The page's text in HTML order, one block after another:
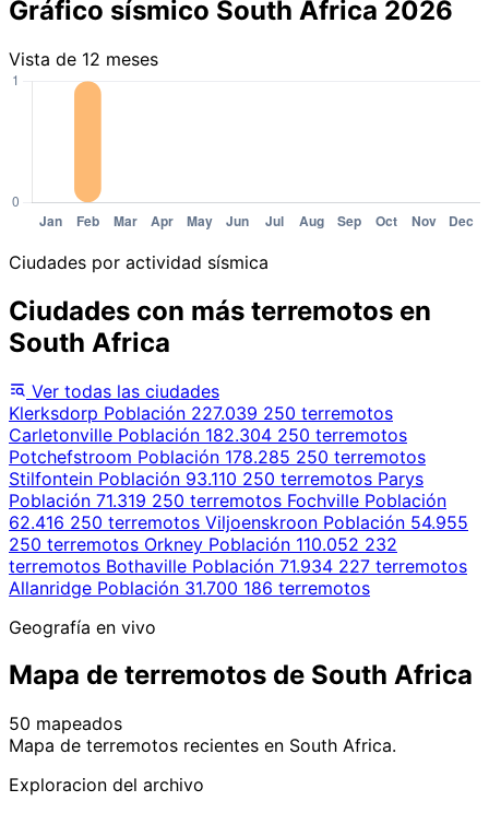
Gráfico sísmico South Africa 2026
Vista de 12 meses
Ciudades por actividad sísmica
Ciudades con más terremotos en
South Africa
Ver todas las ciudades
Klerksdorp Población 227.039 250 terremotos
Carletonville Población 182.304 250 terremotos
Potchefstroom Población 178.285 250 terremotos
Stilfontein Población 93.110 250 terremotos Parys
Población 71.319 250 terremotos Fochville Población
62.416 250 terremotos Viljoenskroon Población 54.955
250 terremotos Orkney Población 110.052 232
terremotos Bothaville Población 71.934 227 terremotos
Allanridge Población 31.700 186 terremotos
Geografía en vivo
Mapa de terremotos de South Africa
50 mapeados
+
−
Mapa de terremotos recientes en South Africa.
Exploracion del archivo